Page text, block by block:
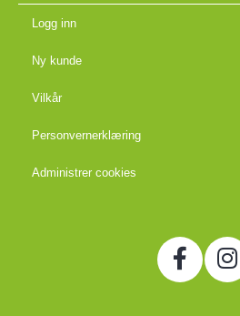
Logg inn
Ny kunde
Vilkår
Personvernerklæring
Administrer cookies